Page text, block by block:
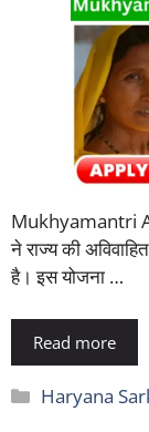
Mukhyamantri
ने राज्य की
है। इस योजना …
Read more
Categories
Haryana